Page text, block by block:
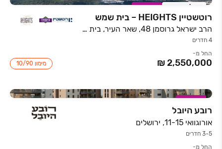
אכלוס קרוב במבצע
רוטשטיין HEIGHTS – בית שמש
הרב ישראל גרוסמן 48, שאר העיר, בית שמש
4 חדרים
החל מ-
מימון 10/90
במבצע
רובע היובל
אורוגוואי 11-15, ירושלים
3-5 חדרים
החל מ-